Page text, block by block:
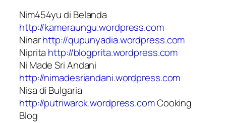
Nim454yu di Belanda
http://kameraungu.wordpress.com
Ninarhttp://qupunyadia.wordpress.com
Niprita http://blogprita.wordpress.com
Ni Made Sri Andani
http://nimadesriandani.wordpress.com
Nisa di Bulgaria
http://putriwarok.wordpress.comCooking
Blog